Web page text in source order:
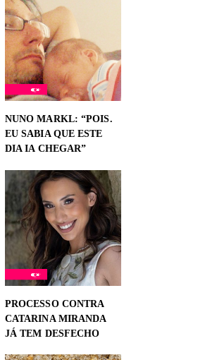
NUNO MARKL: “POIS.
EU SABIA QUE ESTE
DIA IA CHEGAR”
PROCESSO CONTRA
CATARINA MIRANDA
JÁ TEM DESFECHO